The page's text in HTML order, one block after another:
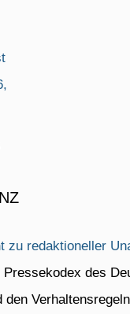
zu redaktioneller
des
den